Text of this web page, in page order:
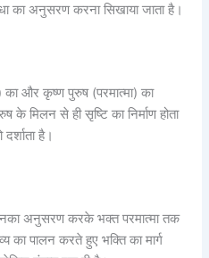
का अनुसरण करना सिखाया जाता है।
का और कृष्ण पुरुष (परमात्मा) का
के मिलन से ही सृष्टि का निर्माण होता
है।
अनुसरण करके भक्त परमात्मा तक
का पालन करते हुए भक्ति का मार्ग